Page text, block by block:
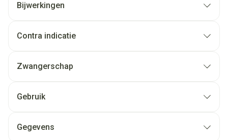
Bijwerkingen
Contra indicatie
Zwangerschap
Gebruik
Gegevens